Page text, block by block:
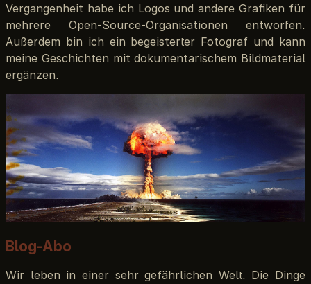
Vergangenheit habe ich Logos und andere Grafiken für
mehrere Open-Source-Organisationen entworfen.
Außerdem bin ich ein begeisterter Fotograf und kann
meine Geschichten mit dokumentarischem Bildmaterial
ergänzen.
Blog-Abo
Wir leben in einer sehr gefährlichen Welt. Die Dinge